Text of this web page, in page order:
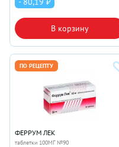
В корзину
ПО РЕЦЕПТУ
ФЕРРУМ ЛЕК
таблетки 100МГ №90